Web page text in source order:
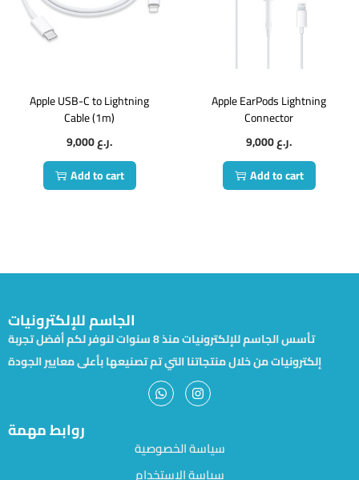
Apple USB-C to Lightning
Cable (1m)
9,000
ر.ع.
Add to cart
Apple EarPods Lightning
Connector
9,000
ر.ع.
Add to cart
الجاسم للإلكترونيات
تأسس الجاسم للإلكترونيات منذ 8 سنوات لنوفر لكم أفضل تجربة
إلكترونيات من خلال منتجاتنا التي تم تصنيعها بأعلى معايير الجودة
روابط مهمة
سياسة الخصوصية
سياسة الاستخدام